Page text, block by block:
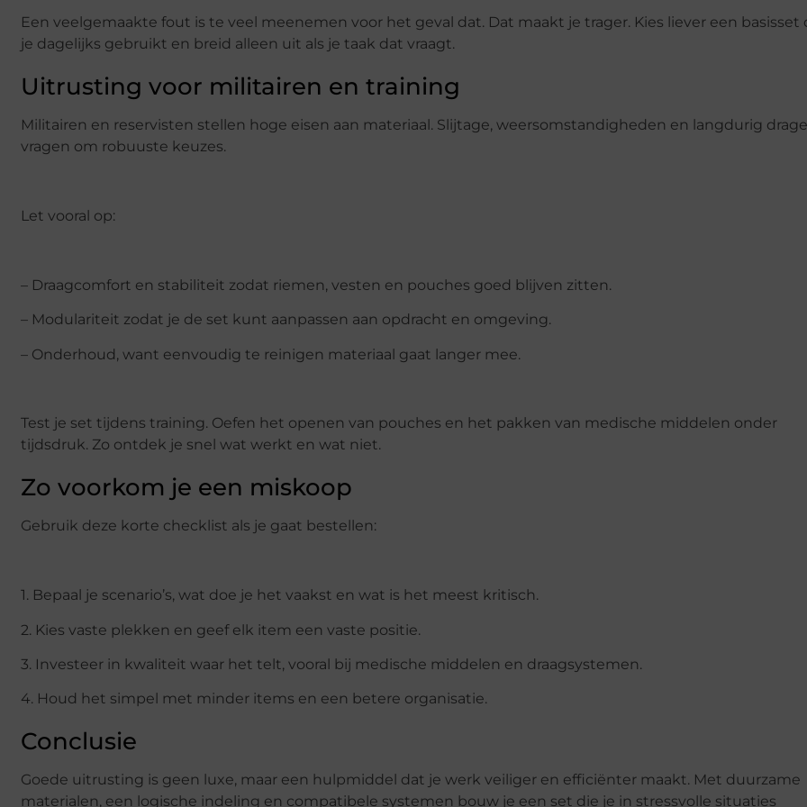
Een veelgemaakte fout is te veel meenemen voor het geval dat. Dat maakt je trager. Kies liever een basisset
je dagelijks gebruikt en breid alleen uit als je taak dat vraagt.
Uitrusting voor militairen en training
Militairen en reservisten stellen hoge eisen aan materiaal. Slijtage, weersomstandigheden en langdurig
vragen om robuuste keuzes.
Let vooral op:
– Draagcomfort en stabiliteit zodat riemen, vesten en pouches goed blijven zitten.
– Modulariteit zodat je de set kunt aanpassen aan opdracht en omgeving.
– Onderhoud, want eenvoudig te reinigen materiaal gaat langer mee.
Test je set tijdens training. Oefen het openen van pouches en het pakken van medische middelen onder
tijdsdruk. Zo ontdek je snel wat werkt en wat niet.
Zo voorkom je een miskoop
Gebruik deze korte checklist als je gaat bestellen:
1. Bepaal je scenario’s, wat doe je het vaakst en wat is het meest kritisch.
2. Kies vaste plekken en geef elk item een vaste positie.
3. Investeer in kwaliteit waar het telt, vooral bij medische middelen en draagsystemen.
4. Houd het simpel met minder items en een betere organisatie.
Conclusie
Goede uitrusting is geen luxe, maar een hulpmiddel dat je werk veiliger en efficiënter maakt. Met duurzame
materialen, een logische indeling en compatibele systemen bouw je een set die je in stressvolle situaties